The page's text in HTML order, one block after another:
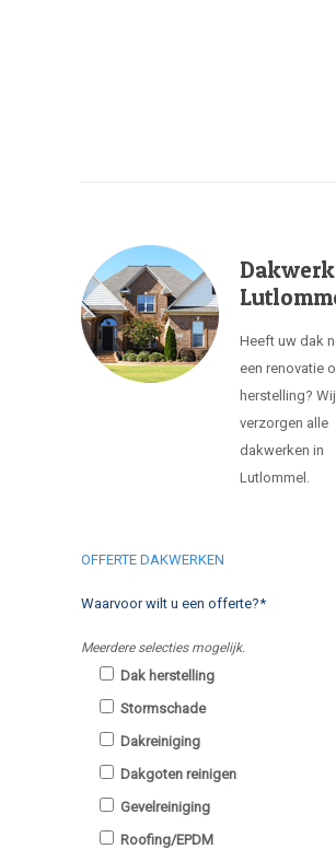
Heeft uw dak
een renovatie
herstelling? Wij
verzorgen alle
dakwerken in
Lutlommel.
OFFERTE DAKWERKEN
Waarvoor wilt u een offerte?*
Meerdere selecties mogelijk.
Dak herstelling
Stormschade
Dakreiniging
Dakgoten reinigen
Gevelreiniging
Roofing/EPDM